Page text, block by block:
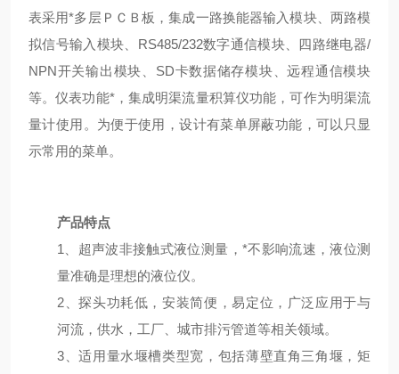
表采用*多层ＰＣＢ板，集成一路换能器输入模块、两路模
拟信号输入模块、RS485/232数字通信模块、四路继电器/
NPN开关输出模块、SD卡数据储存模块、远程通信模块
等。仪表功能*，集成明渠流量积算仪功能，可作为明渠流
量计使用。为便于使用，设计有菜单屏蔽功能，可以只显
示常用的菜单。
产品特点
1、超声波非接触式液位测量，*不影响流速，液位测
量准确是理想的液位仪。
2、探头功耗低，安装简便，易定位，广泛应用于与
河流，供水，工厂、城市排污管道等相关领域。
3、适用量水堰槽类型宽，包括薄壁直角三角堰，矩